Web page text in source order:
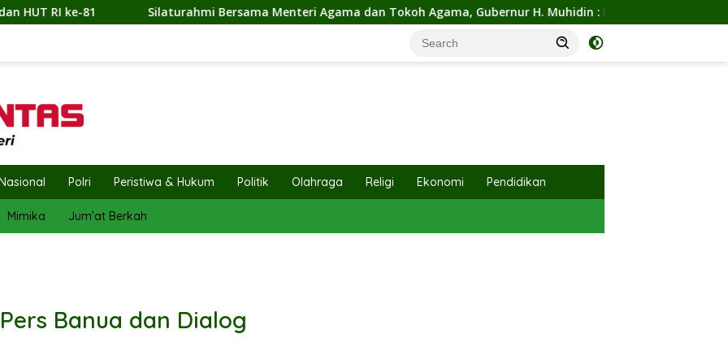
Bersama Menteri Agama dan Tokoh Agama, Gubernur H. Muhidin : Insya Allah Kalsel Pilar Indonesia Merawar Kehidupan
Polri Peristiwa & Hukum Politik Olahraga Religi Ekonomi Pendidikan
Mimika Jum’at Berkah
Banua dan Dialog